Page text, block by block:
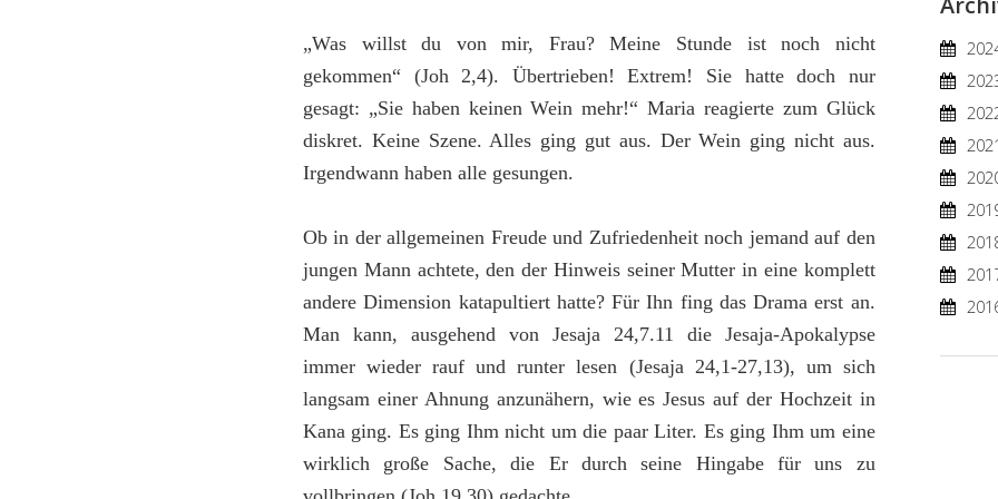
„Was willst du von mir, Frau? Meine Stunde ist noch nicht
gekommen“ (Joh 2,4). Übertrieben! Extrem! Sie hatte doch nur
gesagt: „Sie haben keinen Wein mehr!“ Maria reagierte zum Glück
diskret. Keine Szene. Alles ging gut aus. Der Wein ging nicht aus.
Irgendwann haben alle gesungen.
Ob in der allgemeinen Freude und Zufriedenheit noch jemand auf den
jungen Mann achtete, den der Hinweis seiner Mutter in eine komplett
andere Dimension katapultiert hatte? Für Ihn fing das Drama erst an.
Man kann, ausgehend von Jesaja 24,7.11 die Jesaja-Apokalypse
immer wieder rauf und runter lesen (Jesaja 24,1-27,13), um sich
langsam einer Ahnung anzunähern, wie es Jesus auf der Hochzeit in
Kana ging. Es ging Ihm nicht um die paar Liter. Es ging Ihm um eine
wirklich große Sache, die Er durch seine Hingabe für uns zu
2021